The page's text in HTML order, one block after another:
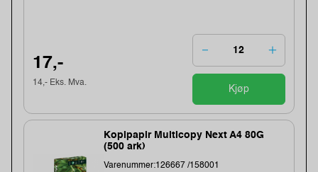
17,-
14,- Eks. Mva.
Kjøp
Kopipapir Multicopy Next A4 80G
(500 ark)
Varenummer:126667 /158001